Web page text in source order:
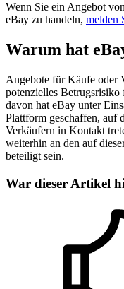
Wenn Sie ein Angebot
eBay zu handeln, melden
Warum hat
Angebote für Käufe oder
potenzielles Betrugsrisiko
davon hat eBay unter
Plattform geschaffen, auf
Verkäufern in Kontakt
weiterhin an den auf
beteiligt sein.
War dieser Artikel